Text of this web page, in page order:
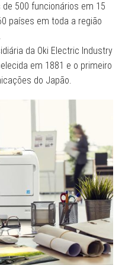
de 500 funcionários em 15
países em toda a região
da Oki Electric Industry
em 1881 e o primeiro
do Japão.